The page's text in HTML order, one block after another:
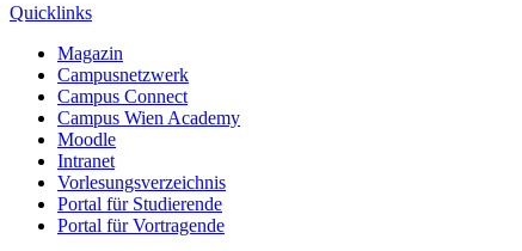
Quicklinks
Magazin
Campusnetzwerk
Campus Connect
Campus Wien Academy
Moodle
Intranet
Vorlesungsverzeichnis
Portal für Studierende
Portal für Vortragende